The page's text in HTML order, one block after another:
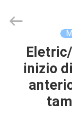
CASA
PRODOTTI
Rongyao
Vehicle
inizio